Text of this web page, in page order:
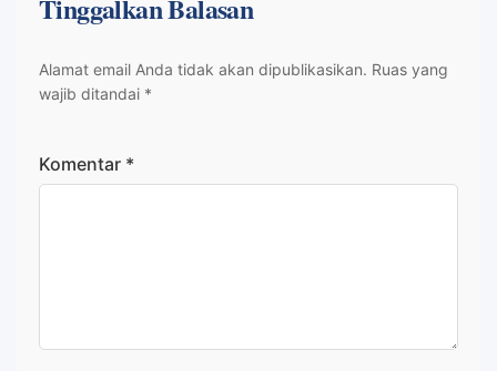
Tinggalkan Balasan
Alamat email Anda tidak akan dipublikasikan. Ruas yang
wajib ditandai *
Komentar *